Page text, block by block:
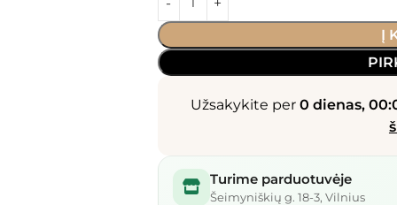
Į
Užsakykite per 0 dienas,
Turime parduotuvėje
Šeimyniškių g. 18-3, Vilnius